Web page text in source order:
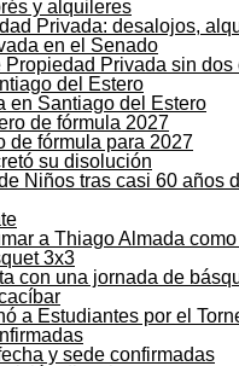
Privada: desalojos,
Privada sin
en Santiago del Estero
de fórmula para 2027
Niños tras casi 60 años
a Thiago Almada
con una jornada de
a Estudiantes por el
y sede confirmadas